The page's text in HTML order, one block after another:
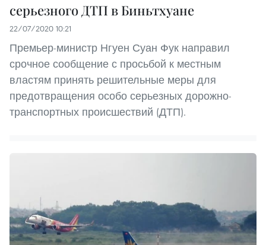
серьезного ДТП в Биньтхуане
22/07/2020 10:21
Премьер-министр Нгуен Суан Фук направил
срочное сообщение с просьбой к местным
властям принять решительные меры для
предотвращения особо серьезных дорожно-
транспортных происшествий (ДТП).